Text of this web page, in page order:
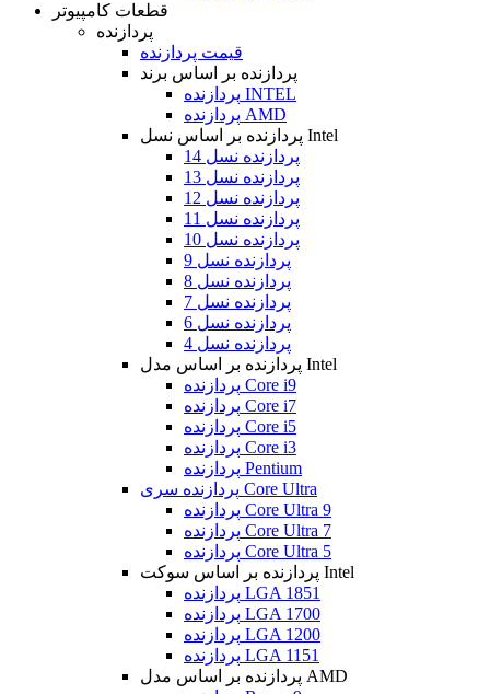
قطعات کامپیوتر
پردازنده
قیمت پردازنده
پردازنده بر اساس برند
پردازنده INTEL
پردازنده AMD
پردازنده بر اساس نسل Intel
پردازنده نسل 14
پردازنده نسل 13
پردازنده نسل 12
پردازنده نسل 11
پردازنده نسل 10
پردازنده نسل 9
پردازنده نسل 8
پردازنده نسل 7
پردازنده نسل 6
پردازنده نسل 4
پردازنده بر اساس مدل Intel
پردازنده Core i9
پردازنده Core i7
پردازنده Core i5
پردازنده Core i3
پردازنده Pentium
پردازنده سری Core Ultra
پردازنده Core Ultra 9
پردازنده Core Ultra 7
پردازنده Core Ultra 5
پردازنده بر اساس سوکت Intel
پردازنده LGA 1851
پردازنده LGA 1700
پردازنده LGA 1200
پردازنده LGA 1151
پردازنده بر اساس مدل AMD